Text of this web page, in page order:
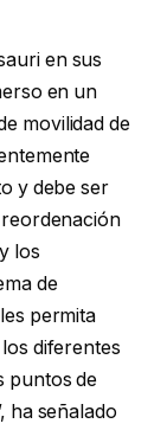
en sus
en un
movilidad de
y debe ser
los
de
permita
diferentes
puntos de
ha señalado